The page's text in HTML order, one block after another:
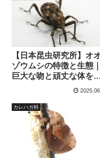
【日本昆虫研究所】オ
ゾウムシの特徴と生態｜
巨大な吻と頑丈な体を
カレハガ科